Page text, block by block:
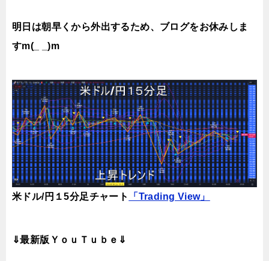
明日は朝早くから外出するため、ブログをお休みしま
すm(_ _)m
米ドル/円１5分足チャート 「Trading View」
⇓最新版ＹｏｕＴｕｂｅ⇓